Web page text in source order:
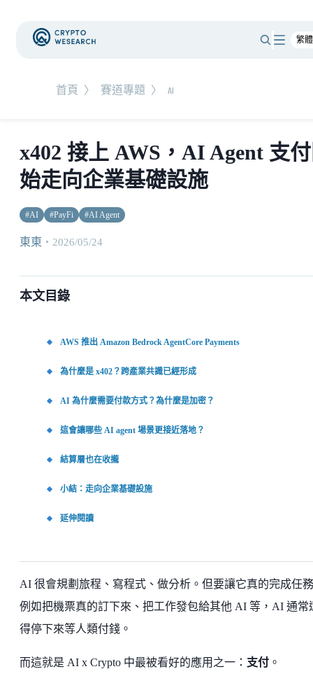
首頁 〉 賽道專題 〉 AI
x402 接上 AWS，AI Agent 支
始走向企業基礎設施
#AI #PayFi #AI Agent
東東 ・ 2026/05/24
本文目錄
AWS 推出 Amazon Bedrock AgentCore Payments
為什麼是 x402？跨產業共識已經形成
AI 為什麼需要付款方式？為什麼是加密？
這會讓哪些 AI agent 場景更接近落地？
結算層也在收攏
小結：走向企業基礎設施
延伸閱讀
AI 很會規劃旅程、寫程式、做分析。但要讓它真的完成任
例如把機票真的訂下來、把工作發包給其他 AI 等，AI 通常
得停下來等人類付錢。
而這就是 AI x Crypto 中最被看好的應用之一： 支付 。